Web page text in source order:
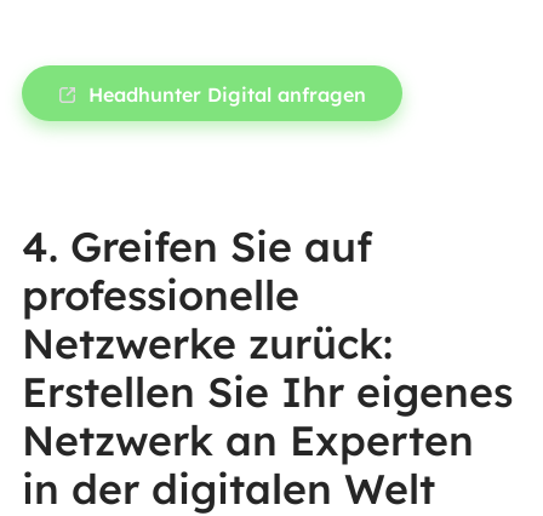
Headhunter Digital anfragen
4. Greifen Sie auf
professionelle
Netzwerke zurück:
Erstellen Sie Ihr eigenes
Netzwerk an Experten
in der digitalen Welt